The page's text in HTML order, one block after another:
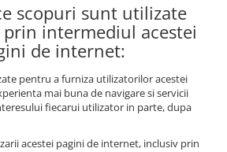
scopuri sunt utilizate
intermediul acestei
de internet:
pentru a furniza utilizatorilor acestei
mai buna de navigare si servicii
fiecarui utilizator in parte, dupa
acestei pagini de internet, inclusiv prin